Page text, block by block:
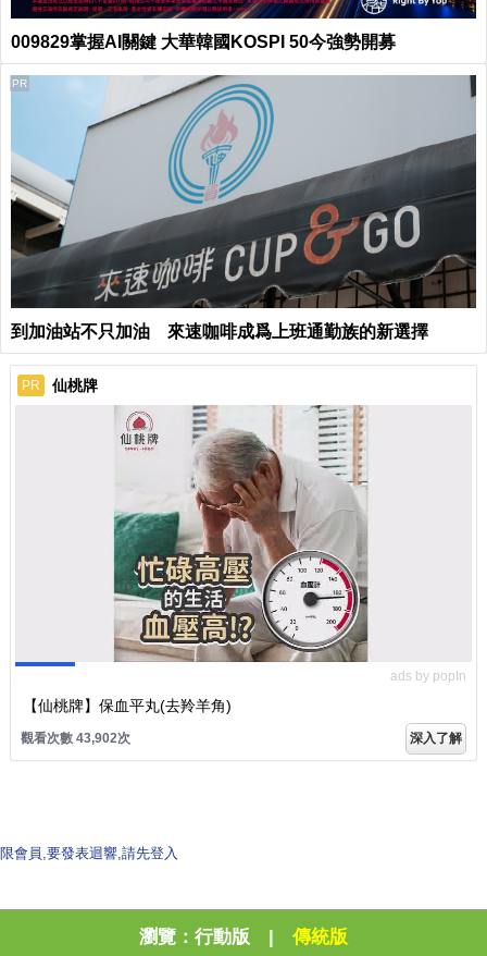
009829掌握AI關鍵 大華韓國KOSPI 50今強勢開募
到加油站不只加油 來速咖啡成爲上班通勤族的新選擇
PR
PR 仙桃牌
ads by popIn
【仙桃牌】保血平丸(去羚羊角)
觀看次數 43,902次 深入了解
限會員,要發表迴響,請先登入
瀏覽： 行動版 | 傳統版